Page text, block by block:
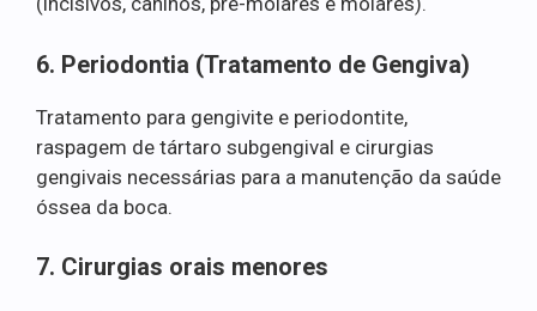
6. Periodontia (Tratamento de Gengiva)
Tratamento para gengivite e periodontite,
raspagem de tártaro subgengival e cirurgias
gengivais necessárias para a manutenção da saúde
óssea da boca.
7. Cirurgias orais menores